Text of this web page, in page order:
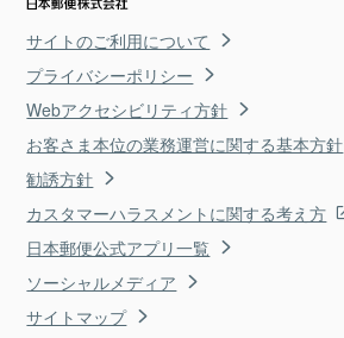
サイトのご利用について
プライバシーポリシー
Webアクセシビリティ方針
お客さま本位の業務運営に関する基本方針
勧誘方針
カスタマーハラスメントに関する考え方
日本郵便公式アプリ一覧
ソーシャルメディア
サイトマップ